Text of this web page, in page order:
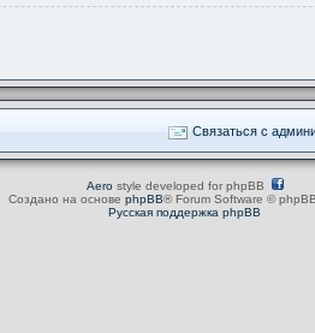
Связаться с
Aerostyle developed for phpBB
Создано на основе phpBB® Forum Software ©
Русская поддержка phpBB